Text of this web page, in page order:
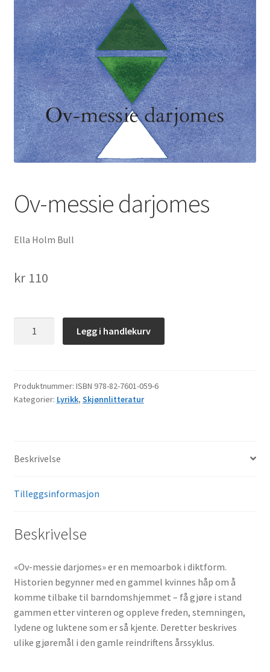
Film
Musikk
Priser og nominasjoner
Fold
ut
Nyhetsbrev
Kontakt oss
Ov-messie darjomes
Ella Holm Bull
kr110
Legg i handlekurv
Produktnummer: ISBN 978-82-7601-059-6
Kategorier: Lyrikk, Skjønnlitteratur
Beskrivelse
Tilleggsinformasjon
Beskrivelse
«Ov-messie darjomes» er en memoarbok i diktform.
Historien begynner med en gammel kvinnes håp om å
komme tilbake til barndomshjemmet – få gjøre i stand
gammen etter vinteren og oppleve freden, stemningen,
lydene og luktene som er så kjente. Deretter beskrives
ulike gjøremål i den gamle reindriftens årssyklus.